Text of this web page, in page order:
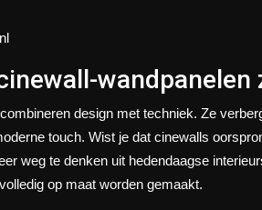
wandpanelen
design met techniek. Ze
touch. Wist je dat cinewalls
weg te denken uit hedendaagse
op maat worden gemaakt.